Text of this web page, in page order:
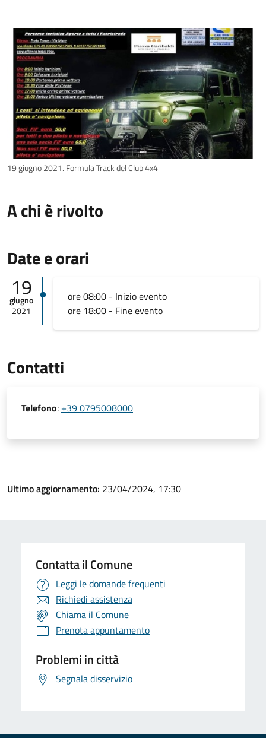
19 giugno 2021. Formula Track del Club 4x4
A chi è rivolto
Date e orari
19
giugno
2021
ore 08:00 - Inizio evento
ore 18:00 - Fine evento
Contatti
Telefono: +39 0795008000
Ultimo aggiornamento: 23/04/2024, 17:30
Contatta il Comune
Leggi le domande frequenti
Richiedi assistenza
Chiama il Comune
Prenota appuntamento
Problemi in città
Segnala disservizio